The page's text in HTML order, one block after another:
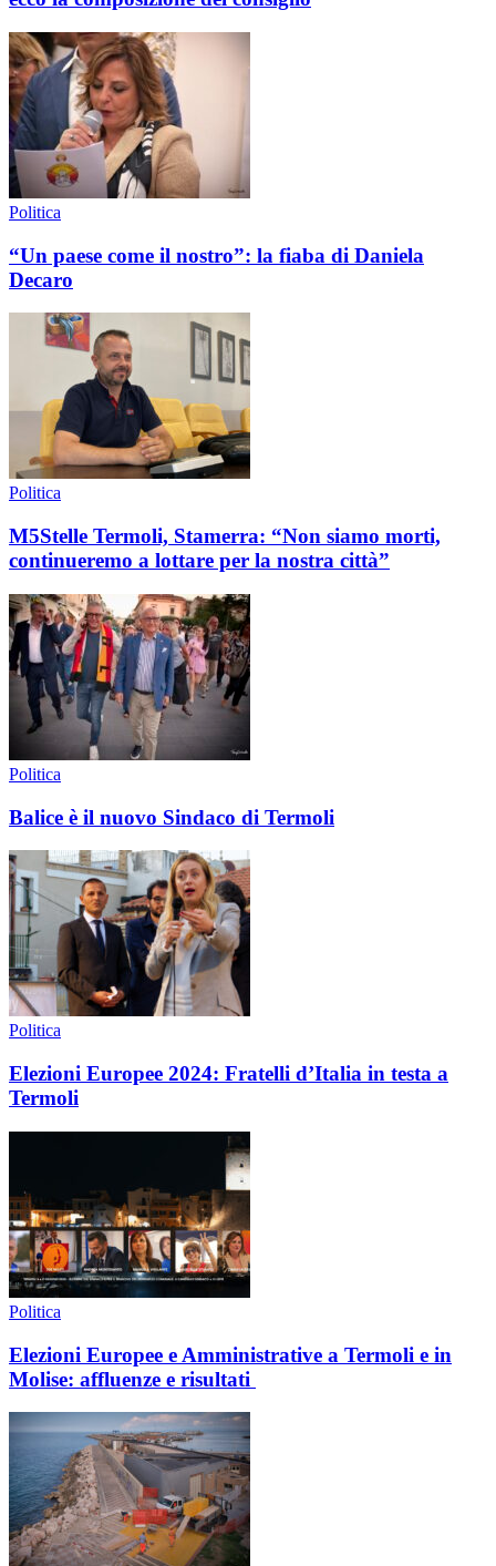
Politica
“Un paese come il nostro”: la fiaba di Daniela
Decaro
Politica
M5Stelle Termoli, Stamerra: “Non siamo morti,
continueremo a lottare per la nostra città”
Politica
Balice è il nuovo Sindaco di Termoli
Politica
Elezioni Europee 2024: Fratelli d’Italia in testa a
Termoli
Politica
Elezioni Europee e Amministrative a Termoli e in
Molise: affluenze e risultati